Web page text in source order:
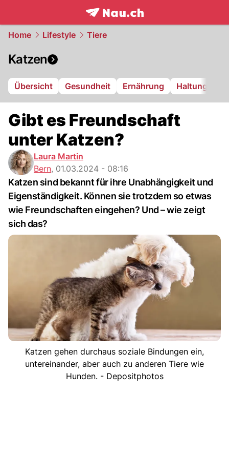
frontpage.NAU.ch
Home Lifestyle Tiere
Katzen
Übersicht Gesundheit Ernährung Haltung
Gibt es Freundschaft
unter Katzen?
Laura Martin
Bern, 01.03.2024 - 08:16
Katzen sind bekannt für ihre Unabhängigkeit und
Eigenständigkeit. Können sie trotzdem so etwas
wie Freundschaften eingehen? Und – wie zeigt
sich das?
Katzen gehen durchaus soziale Bindungen ein,
untereinander, aber auch zu anderen Tiere wie
Hunden. - Depositphotos